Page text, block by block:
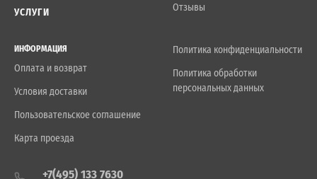
УСЛУГИ
Отзывы
ИНФОРМАЦИЯ
Оплата и возврат
Условия доставки
Пользовательское соглашение
Карта проезда
Политика конфиденциальности
Политика обработки
персональных данных
+7(495) 133 7630